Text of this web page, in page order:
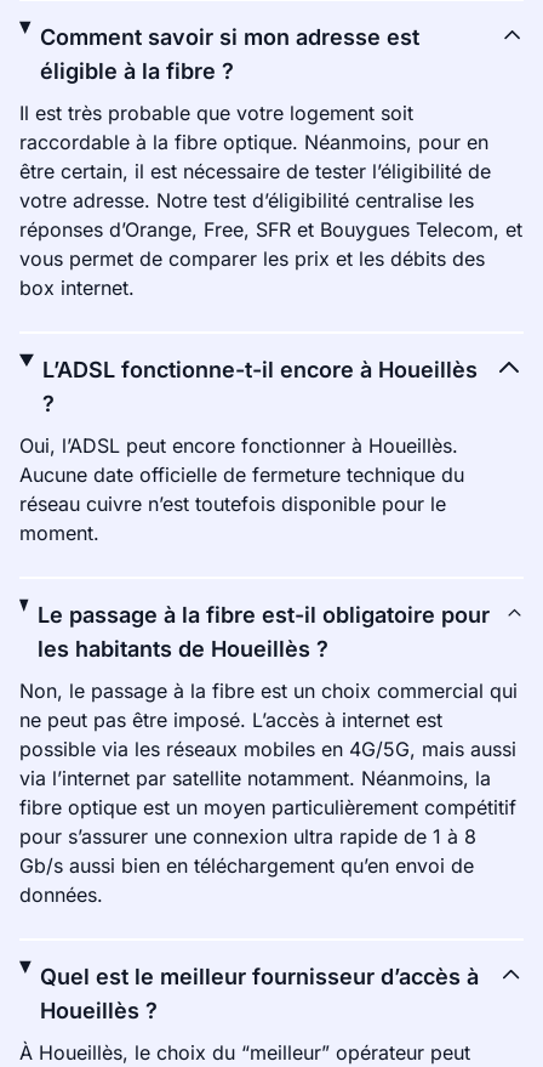
Comment savoir si mon adresse est
éligible à la fibre ?
Il est très probable que votre logement soit
raccordable à la fibre optique. Néanmoins, pour en
être certain, il est nécessaire de tester l’éligibilité de
votre adresse. Notre test d’éligibilité centralise les
réponses d’Orange, Free, SFR et Bouygues Telecom, et
vous permet de comparer les prix et les débits des
box internet.
L’ADSL fonctionne-t-il encore à Houeillès
?
Oui, l’ADSL peut encore fonctionner à Houeillès.
Aucune date officielle de fermeture technique du
réseau cuivre n’est toutefois disponible pour le
moment.
Le passage à la fibre est-il obligatoire pour
les habitants de Houeillès ?
Non, le passage à la fibre est un choix commercial qui
ne peut pas être imposé. L’accès à internet est
possible via les réseaux mobiles en 4G/5G, mais aussi
via l’internet par satellite notamment. Néanmoins, la
fibre optique est un moyen particulièrement compétitif
pour s’assurer une connexion ultra rapide de 1 à 8
Gb/s aussi bien en téléchargement qu’en envoi de
données.
Quel est le meilleur fournisseur d’accès à
Houeillès ?
À Houeillès, le choix du “meilleur” opérateur peut